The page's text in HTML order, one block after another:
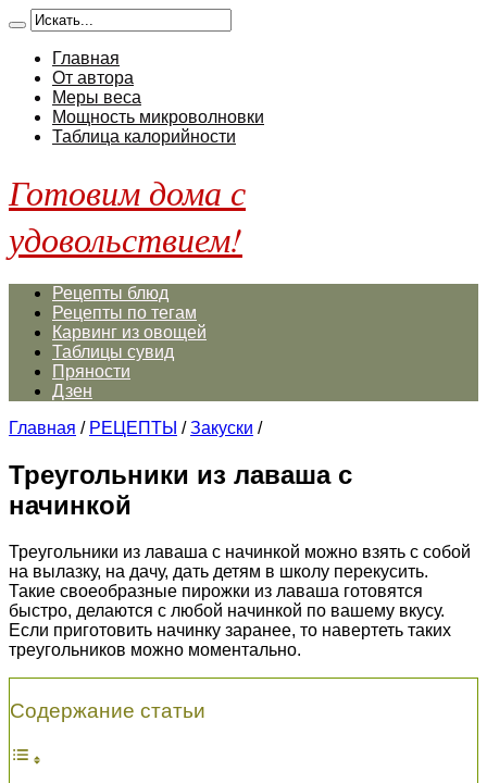
Главная
От автора
Меры веса
Мощность микроволновки
Таблица калорийности
Готовим дома с
удовольствием!
Рецепты блюд
Рецепты по тегам
Карвинг из овощей
Таблицы сувид
Пряности
Дзен
Главная / РЕЦЕПТЫ /Закуски /
Треугольники из лаваша с
начинкой
Треугольники из лаваша с начинкой можно взять с собой
на вылазку, на дачу, дать детям в школу перекусить.
Такие своеобразные пирожки из лаваша готовятся
быстро, делаются с любой начинкой по вашему вкусу.
Если приготовить начинку заранее, то навертеть таких
треугольников можно моментально.
Содержание статьи